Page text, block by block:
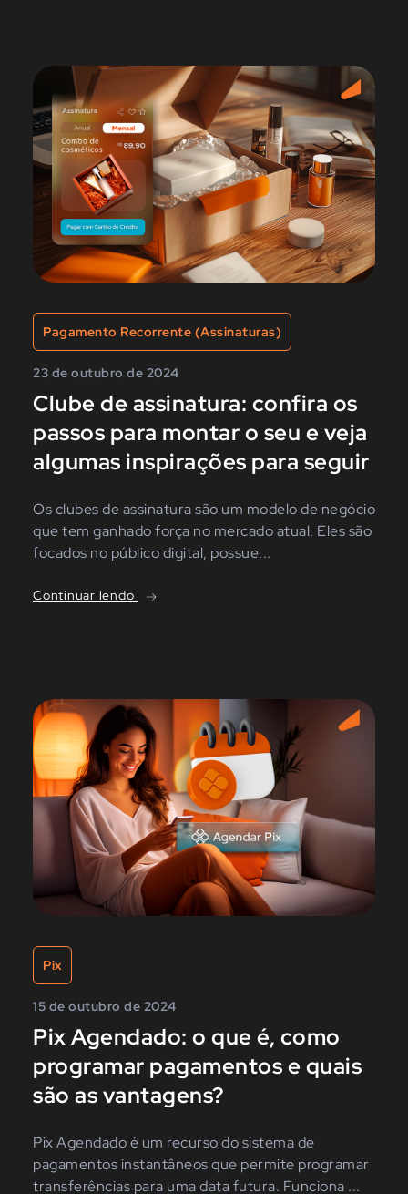
Pagamento Recorrente (Assinaturas)
23 de outubro de 2024
Clube de assinatura: confira os
passos para montar o seu e veja
algumas inspirações para seguir
Os clubes de assinatura são um modelo de negócio
que tem ganhado força no mercado atual. Eles são
focados no público digital, possue...
Continuar lendo
Pix
15 de outubro de 2024
Pix Agendado: o que é, como
programar pagamentos e quais
são as vantagens?
Pix Agendado é um recurso do sistema de
pagamentos instantâneos que permite programar
transferências para uma data futura. Funciona ...